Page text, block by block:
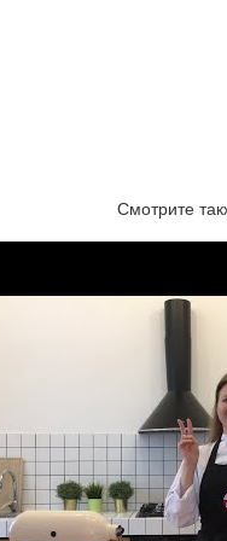
Смотрите